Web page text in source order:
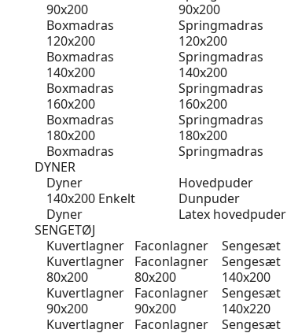
90x200
Boxmadras
120x200
Boxmadras
140x200
Boxmadras
160x200
Boxmadras
180x200
Boxmadras
90x200
Springmadras
120x200
Springmadras
140x200
Springmadras
160x200
Springmadras
180x200
Springmadras
DYNER
Dyner
140x200 Enkelt
Dyner
Hovedpuder
Dunpuder
Latex hovedpuder
SENGETØJ
Kuvertlagner
Kuvertlagner
80x200
Kuvertlagner
90x200
Kuvertlagner
Faconlagner
Faconlagner
80x200
Faconlagner
90x200
Faconlagner
Sengesæt
Sengesæt
140x200
Sengesæt
140x220
Sengesæt